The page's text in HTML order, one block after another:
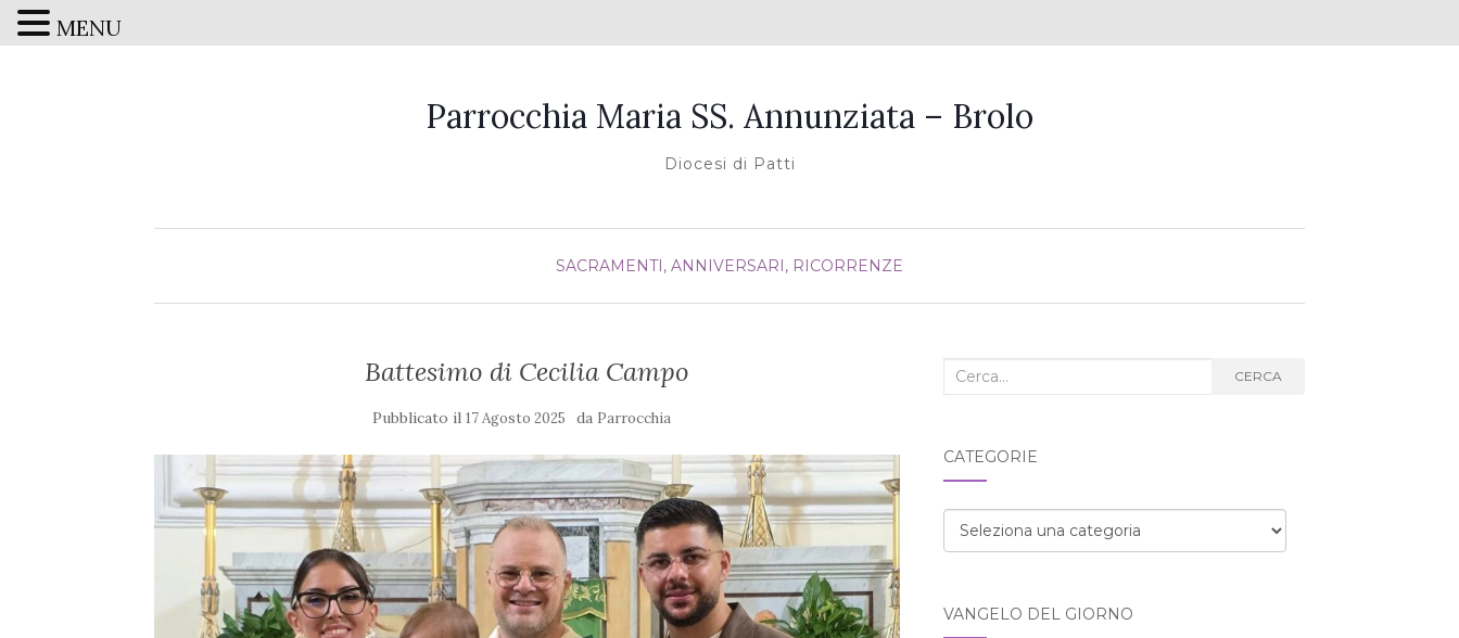
Parrocchia Maria SS. Annunziata – Brolo
Diocesi di Patti
SACRAMENTI, ANNIVERSARI, RICORRENZE
Battesimo di Cecilia Campo
Pubblicato il 17 Agosto 2025 da Parrocchia
Cerca
CERCA
CATEGORIE
Categorie
VANGELO DEL GIORNO
MENU